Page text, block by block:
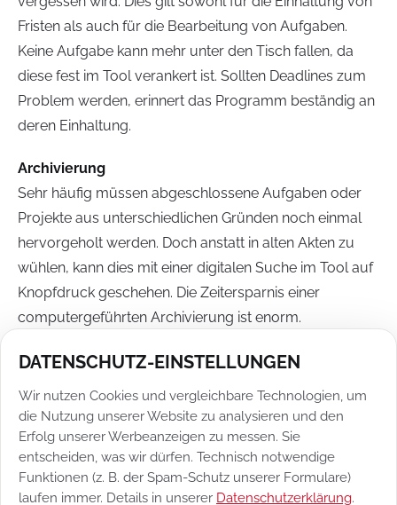
Fristen als auch für die Bearbeitung von Aufgaben.
Keine Aufgabe kann mehr unter den Tisch fallen, da
diese fest im Tool verankert ist. Sollten Deadlines zum
Problem werden, erinnert das Programm beständig an
deren Einhaltung.
Archivierung
Sehr häufig müssen abgeschlossene Aufgaben oder
Projekte aus unterschiedlichen Gründen noch einmal
hervorgeholt werden. Doch anstatt in alten Akten zu
wühlen, kann dies mit einer digitalen Suche im Tool auf
Knopfdruck geschehen. Die Zeitersparnis einer
computergeführten Archivierung ist enorm.
VISUALISIERUNG DER AUFGABEN
Ein sehr großer Vorteil der Software ist die
Visualisierung der Aufgaben, weshalb diesem Thema
ein eigener Abschnitt gewidmet wird. Die Aufgabenliste
oder sogar ganze Projekte lassen sich mit Tools auf
DATENSCHUTZ-EINSTELLUNGEN
Wir nutzen Cookies und vergleichbare Technologien, um
die Nutzung unserer Website zu analysieren und den
Erfolg unserer Werbeanzeigen zu messen. Sie
entscheiden, was wir dürfen. Technisch notwendige
Funktionen (z. B. der Spam-Schutz unserer Formulare)
laufen immer. Details in unserer Datenschutzerklärung.